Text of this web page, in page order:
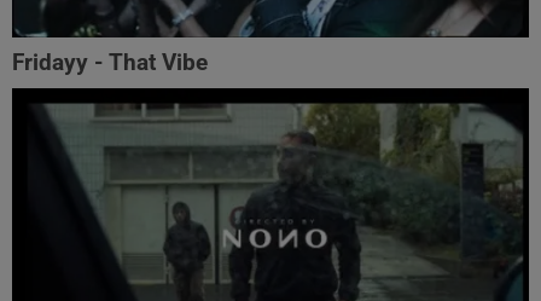
Fridayy - That Vibe